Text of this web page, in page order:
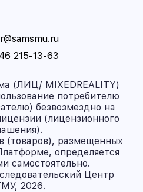
215-13-63
(ЛИЦ/ MIXEDREALITY)
потребителю
безвозмездно на
(лицензионного
(товаров), размещенных
определяется
самостоятельно.
Центр
2026.